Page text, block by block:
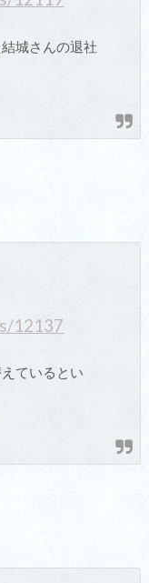
城さんの退社
12137
ているとい